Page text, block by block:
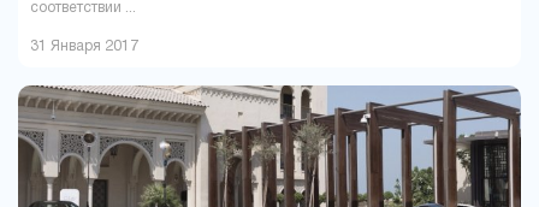
соответствии ...
31 Января 2017